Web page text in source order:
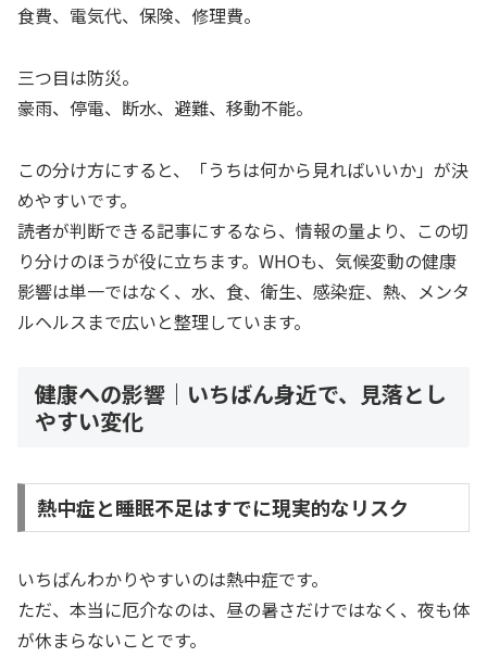
食費、電気代、保険、修理費。
三つ目は防災。
豪雨、停電、断水、避難、移動不能。
この分け方にすると、「うちは何から見ればいいか」が決
めやすいです。
読者が判断できる記事にするなら、情報の量より、この切
り分けのほうが役に立ちます。WHOも、気候変動の健康
影響は単一ではなく、水、食、衛生、感染症、熱、メンタ
ルヘルスまで広いと整理しています。
健康への影響｜いちばん身近で、見落とし
やすい変化
熱中症と睡眠不足はすでに現実的なリスク
いちばんわかりやすいのは熱中症です。
ただ、本当に厄介なのは、昼の暑さだけではなく、夜も体
が休まらないことです。